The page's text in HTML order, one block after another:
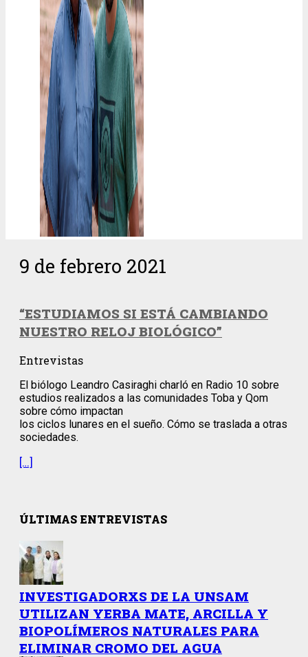
9 de febrero 2021
“ESTUDIAMOS SI ESTÁ CAMBIANDO
NUESTRO RELOJ BIOLÓGICO”
Entrevistas
El biólogo Leandro Casiraghi charló en Radio 10 sobre
estudios realizados a las comunidades Toba y Qom
sobre cómo impactan
los ciclos lunares en el sueño. Cómo se traslada a otras
sociedades.
[…]
ÚLTIMAS ENTREVISTAS
INVESTIGADORXS DE LA UNSAM
UTILIZAN YERBA MATE, ARCILLA Y
BIOPOLÍMEROS NATURALES PARA
ELIMINAR CROMO DEL AGUA